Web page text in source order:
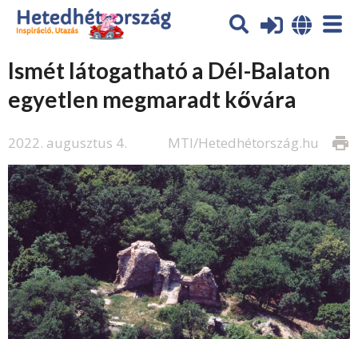
Ismét látogatható a Dél-Balaton
egyetlen megmaradt kővára
2022. augusztus 4. print
MTI/Hetedhétország.hu